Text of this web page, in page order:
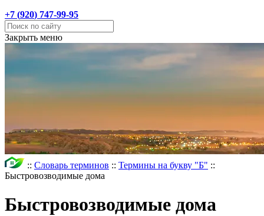
+7 (920) 747-99-95
Закрыть меню
:: Словарь терминов :: Термины на букву "Б" ::
Быстровозводимые дома
Быстровозводимые дома